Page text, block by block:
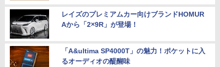
レイズのプレミアムカー向けブランドHOMUR
Aから「2×9R」が登場！
「A&ultima SP4000T」の魅力！ポケットに入
るオーディオの醍醐味